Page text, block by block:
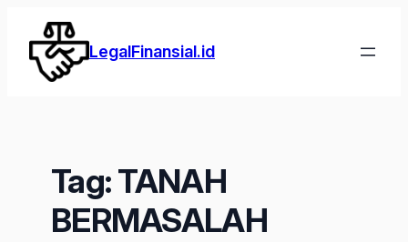
Lewati
konten
LegalFinansial.id
Tag:TANAH
BERMASALAH